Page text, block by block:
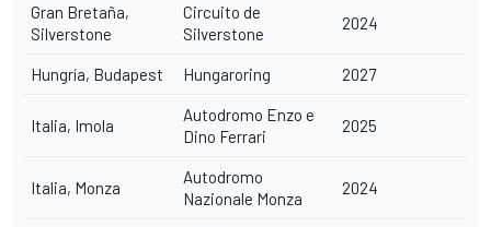
Gran Bretaña,
Silverstone
Circuito de
Silverstone
2024
Hungría, Budapest Hungaroring 2027
Italia, Imola
Autodromo Enzo e
Dino Ferrari
2025
Italia, Monza
Autodromo
Nazionale Monza
2024